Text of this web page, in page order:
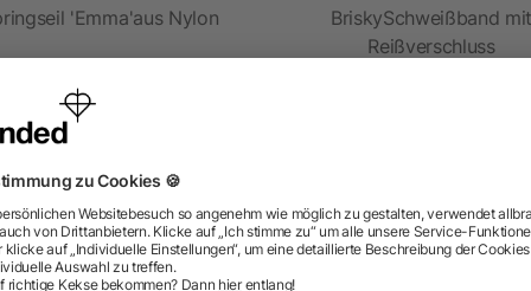
'Emma'aus Nylon
BriskySchweißband mit
Reißverschluss
Wir haben die Antworten.